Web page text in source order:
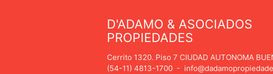
D'ADAMO & ASOCIADOS
PROPIEDADES
Cerrito 1320. Piso 7 CIUDAD AUTONOMA
(54-11) 4813-1700-